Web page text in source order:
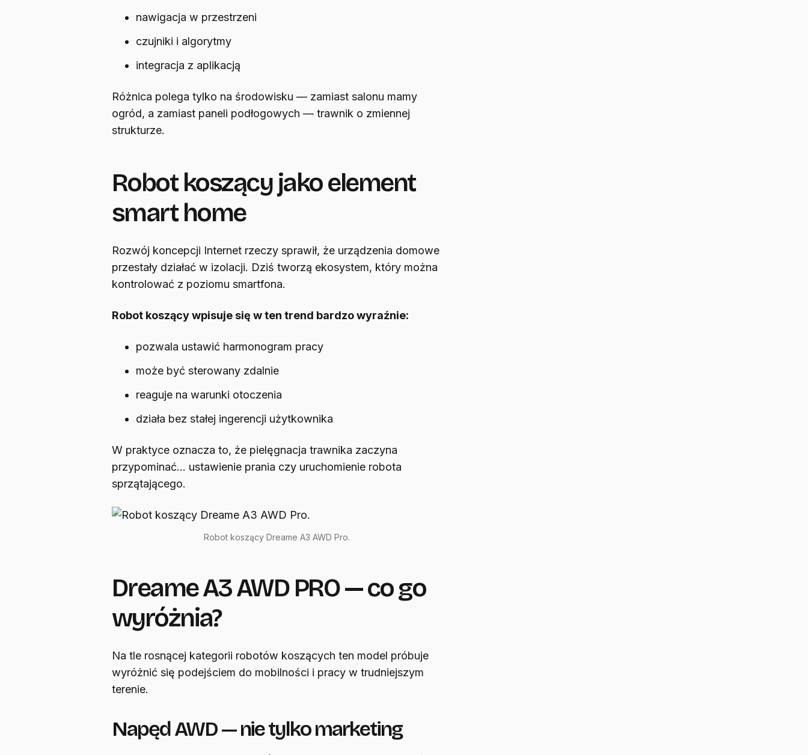
nawigacja w przestrzeni
czujniki i algorytmy
integracja z aplikacją
Różnica polega tylko na środowisku — zamiast salonu mamy
ogród, a zamiast paneli podłogowych — trawnik o zmiennej
strukturze.
Robot koszący jako element
smart home
Rozwój koncepcji Internet rzeczy sprawił, że urządzenia domowe
przestały działać w izolacji. Dziś tworzą ekosystem, który można
kontrolować z poziomu smartfona.
Robot koszący wpisuje się w ten trend bardzo wyraźnie:
pozwala ustawić harmonogram pracy
może być sterowany zdalnie
reaguje na warunki otoczenia
działa bez stałej ingerencji użytkownika
W praktyce oznacza to, że pielęgnacja trawnika zaczyna
przypominać… ustawienie prania czy uruchomienie robota
sprzątającego.
Robot koszący Dreame A3 AWD Pro.
Dreame A3 AWD PRO — co go
wyróżnia?
Na tle rosnącej kategorii robotów koszących ten model próbuje
wyróżnić się podejściem do mobilności i pracy w trudniejszym
terenie.
Napęd AWD — nie tylko marketing